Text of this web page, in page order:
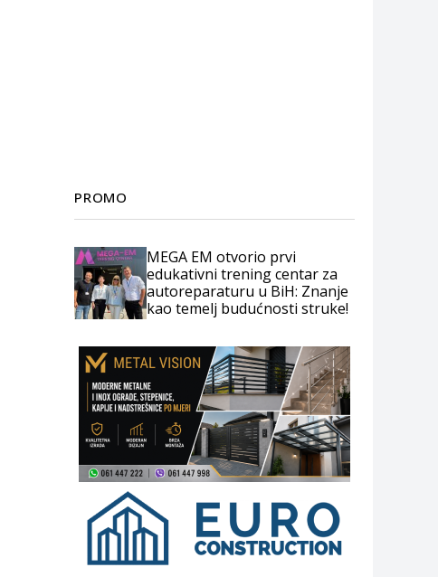
PROMO
MEGA EM otvorio prvi
edukativni trening centar za
autoreparaturu u BiH: Znanje
kao temelj budućnosti struke!